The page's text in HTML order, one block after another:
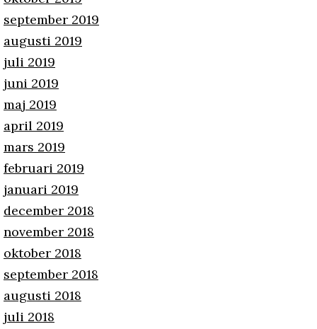
september 2019
augusti 2019
juli 2019
juni 2019
maj 2019
april 2019
mars 2019
februari 2019
januari 2019
december 2018
november 2018
oktober 2018
september 2018
augusti 2018
juli 2018